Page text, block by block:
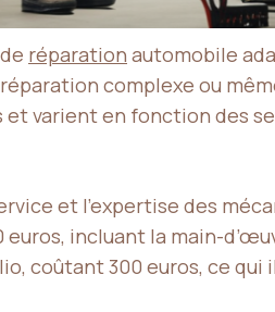
réparation automobile
complexe ou
varient en fonction des
et l’expertise des
incluant la main-
coûtant 300 euros, ce